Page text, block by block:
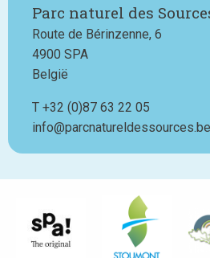
Parc naturel des
Route de Bérinzenne, 6
4900 SPA
België
T Téléphone
+32 (0)87 63 22 05
info@parcnatureldessources.be